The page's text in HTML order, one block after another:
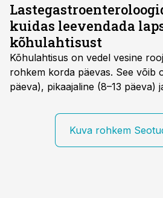
kuidas leevendada
kõhulahtisust
Kõhulahtisus on vedel vesine
rohkem korda päevas. See võib
päeva), pikaajaline (8–13
viiruslik ning sellega kaasneb
kehatemperatuuri tõus.
Kuva rohkem